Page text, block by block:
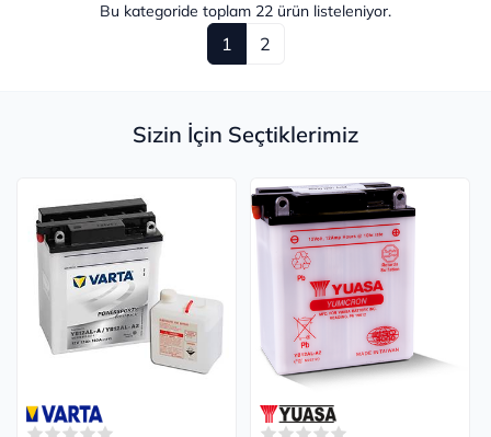
Bu kategoride toplam 22 ürün listeleniyor.
1 2
Sizin İçin Seçtiklerimiz